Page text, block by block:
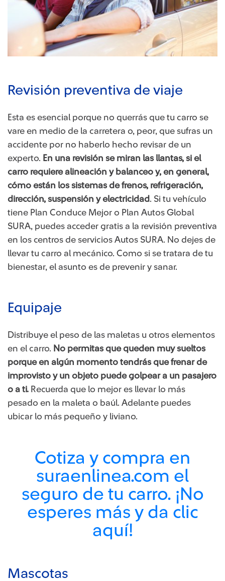
Revisión preventiva de viaje
Esta es esencial porque no querrás que tu carro se
vare en medio de la carretera o, peor, que sufras un
accidente por no haberlo hecho revisar de un
experto. En una revisión se miran las llantas, si el
carro requiere alineación y balanceo y, en general,
cómo están los sistemas de frenos, refrigeración,
dirección, suspensión y electricidad . Si tu vehículo
tiene Plan Conduce Mejor o Plan Autos Global
SURA, puedes acceder gratis a la revisión preventiva
en los centros de servicios Autos SURA. No dejes de
llevar tu carro al mecánico. Como si se tratara de tu
bienestar, el asunto es de prevenir y sanar.
Equipaje
Distribuye el peso de las maletas u otros elementos
en el carro. No permitas que queden muy sueltos
porque en algún momento tendrás que frenar de
improvisto y un objeto puede golpear a un pasajero
o a ti. Recuerda que lo mejor es llevar lo más
pesado en la maleta o baúl. Adelante puedes
ubicar lo más pequeño y liviano.
Cotiza y compra en
suraenlinea.com el
seguro de tu carro. ¡No
esperes más y da clic
aquí!
Mascotas